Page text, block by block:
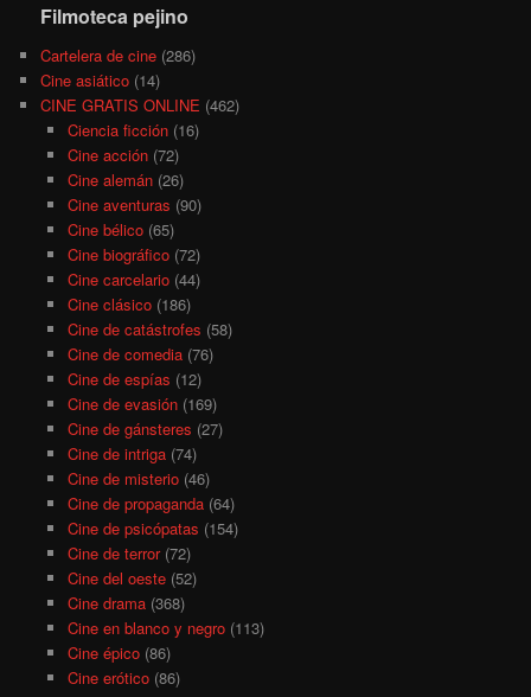
Filmoteca pejino
Cartelera de cine (286)
Cine asiático (14)
CINE GRATIS ONLINE (462)
Ciencia ficción(16)
Cine acción(72)
Cine alemán(26)
Cine aventuras (90)
Cine bélico(65)
Cine biográfico(72)
Cine carcelario(44)
Cine clásico(186)
Cine de catástrofes (58)
Cine de comedia(76)
Cine de espías (12)
Cine de evasión(169)
Cine de gánsteres (27)
Cine de intriga(74)
Cine de misterio(46)
Cine de propaganda(64)
Cine de psicópatas (154)
Cine de terror(72)
Cine del oeste(52)
Cine drama(368)
Cine en blanco y negro(113)
Cine épico(86)
Cine erótico(86)